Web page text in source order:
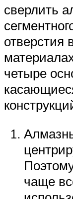
сверлить
отверстия
четыре
чаще